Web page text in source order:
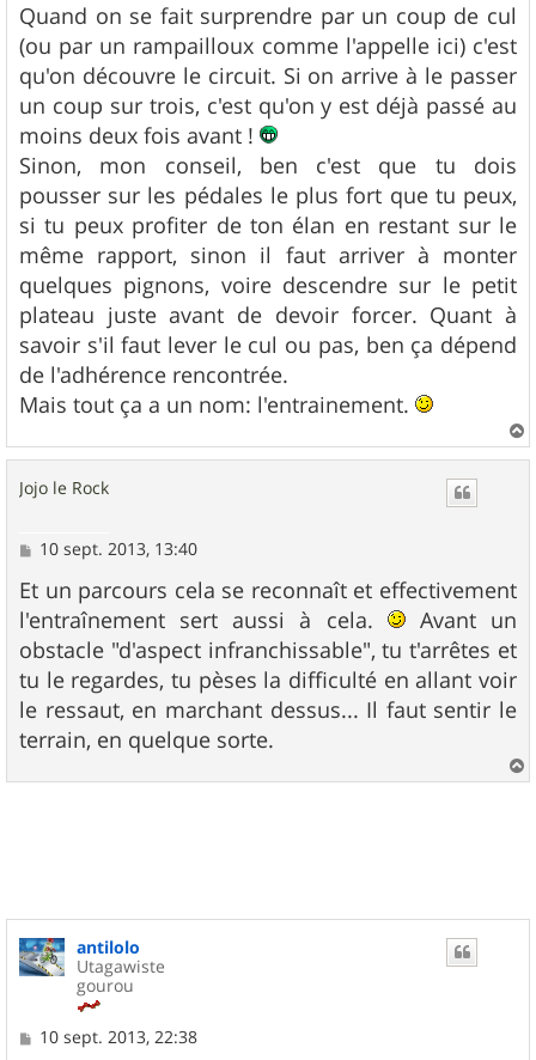
Quand on se fait surprendre par un coup de cul
(ou par un rampailloux comme l'appelle ici) c'est
qu'on découvre le circuit. Si on arrive à le passer
un coup sur trois, c'est qu'on y est déjà passé au
moins deux fois avant !
Sinon, mon conseil, ben c'est que tu dois
pousser sur les pédales le plus fort que tu peux,
si tu peux profiter de ton élan en restant sur le
même rapport, sinon il faut arriver à monter
quelques pignons, voire descendre sur le petit
plateau juste avant de devoir forcer. Quant à
savoir s'il faut lever le cul ou pas, ben ça dépend
de l'adhérence rencontrée.
Mais tout ça a un nom: l'entrainement.
a
Jojo le Rock
M
s
s
a
g
e
10 sept. 2013, 13:40
Et un parcours cela se reconnaît et effectivement
l'entraînement sert aussi à cela.
Avant un
obstacle "d'aspect infranchissable", tu t'arrêtes et
tu le regardes, tu pèses la difficulté en allant voir
le ressaut, en marchant dessus... Il faut sentir le
terrain, en quelque sorte.
a
antilolo
Utagawiste
gourou
M10 sept. 2013, 22:38